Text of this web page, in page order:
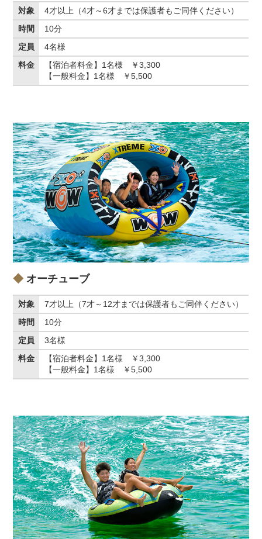
対象
4才以上（4才～6才までは保護者もご同伴ください）
時間
10分
定員
4名様
料金
【宿泊者料金】1名様 ￥3,300
【一般料金】1名様 ￥5,500
オーチューブ
対象
7才以上（7才～12才までは保護者もご同伴ください）
時間
10分
定員
3名様
料金
【宿泊者料金】1名様 ￥3,300
【一般料金】1名様 ￥5,500